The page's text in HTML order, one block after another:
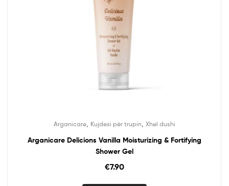
Arganicare, Kujdesi për trupin Xhel dushi
Arganicare Delicions Vanilla Moisturizing & Fortifying
Shower Gel
€7.90